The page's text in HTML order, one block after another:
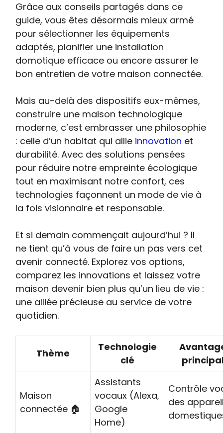
Grâce aux conseils partagés dans ce
guide, vous êtes désormais mieux armé
pour sélectionner les équipements
adaptés, planifier une installation
domotique efficace ou encore assurer le
bon entretien de votre maison connectée.
Mais au-delà des dispositifs eux-mêmes,
construire une maison technologique
moderne, c’est embrasser une philosophie
: celle d’un habitat qui allie innovation et
durabilité. Avec des solutions pensées
pour réduire notre empreinte écologique
tout en maximisant notre confort, ces
technologies façonnent un mode de vie à
la fois visionnaire et responsable.
Et si demain commençait aujourd’hui ? Il
ne tient qu’à vous de faire un pas vers cet
avenir connecté. Explorez vos options,
comparez les innovations et laissez votre
maison devenir bien plus qu’un lieu de vie :
une alliée précieuse au service de votre
quotidien.
Thème
Technologie
clé
Maison
connectée 🏠
Assistants
vocaux (Alexa,
Google
Home)
Contrôle
des